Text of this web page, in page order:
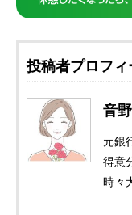
投稿者プロフィ
音
元銀
得意
時々